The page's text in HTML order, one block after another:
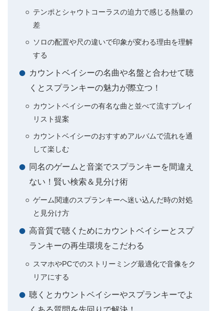
テンポとシャウトコーラスの迫力で感じる熱量の
差
ソロの配置や尺の違いで印象が変わる理由を理解
する
カウントベイシーの名曲や名盤と合わせて聴
くとスプランキーの魅力が際立つ！
カウントベイシーの有名な曲と並べて流すプレイ
リスト提案
カウントベイシーのおすすめアルバムで流れを通
して楽しむ
同名のゲームと音楽でスプランキーを間違え
ない！賢い検索＆見分け術
ゲーム関連のスプランキーへ迷い込んだ時の対処
と見分け方
高音質で聴くためにカウントベイシーとスプ
ランキーの再生環境をこだわる
スマホやPCでのストリーミング最適化で音像をク
リアにする
聴くとカウントベイシーやスプランキーでよ